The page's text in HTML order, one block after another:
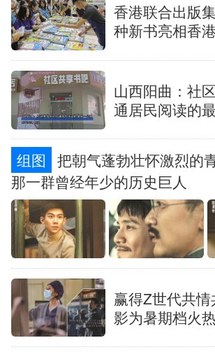
广东 广西 海南
四川
陕西 甘肃 青海
新疆 内蒙古 黑龙江
多语种频道
English Español Français
Русский язык 日本語
Deutsch Português
香港联合出版
种新书亮相香
山西阳曲：社
通居民阅读的
组图 把朝气蓬勃壮怀激烈的
那一群曾经年少的历史巨人
赢得Z世代共
影为暑期档火